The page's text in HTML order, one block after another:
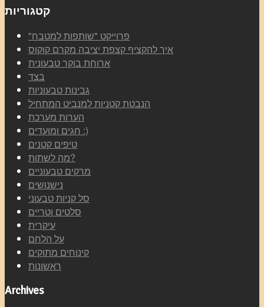
קטגוריות
"פרוייקט "שותפות למטבח
איך להקציף קצפת יציבה מקרם קוקוס
ארוחת בוקר טבעונית
בצד
גבינות טבעוניות
הנבטת קטניות למנביט המתחיל
הערות מערכת
חגים ומועדים :)
טיפים קטנים
מה לשתות?
מרקים טבעוניים
נישנושים
סל קניות טבעוני
סלטים וטריים
עיקרית
על הלחם
קינוחים מתוקים
ראשונות
Archives